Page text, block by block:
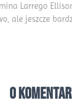
Larrego
ale jeszcze
0